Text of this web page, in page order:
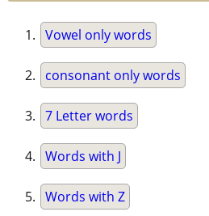
Vowel only words
consonant only words
7 Letter words
Words with J
Words with Z